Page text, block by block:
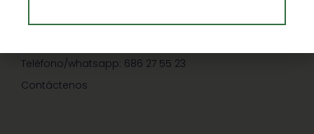
Teléfono/whatsapp: 686 27 55 23
Contáctenos